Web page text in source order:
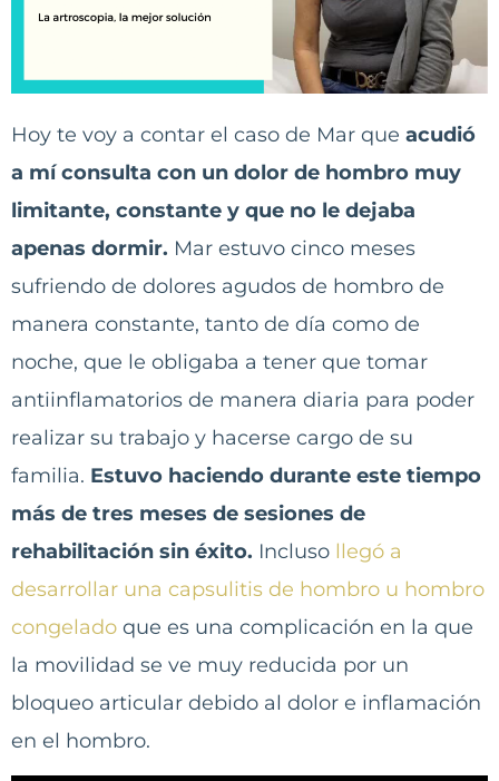
Hoy te voy a contar el caso de Mar que acudió
a mí consulta con un dolor de hombro muy
limitante, constante y que no le dejaba
apenas dormir. Mar estuvo cinco meses
sufriendo de dolores agudos de hombro de
manera constante, tanto de día como de
noche, que le obligaba a tener que tomar
antiinflamatorios de manera diaria para poder
realizar su trabajo y hacerse cargo de su
familia. Estuvo haciendo durante este tiempo
más de tres meses de sesiones de
rehabilitación sin éxito. Incluso llegó a
desarrollar una capsulitis de hombro u hombro
congelado que es una complicación en la que
la movilidad se ve muy reducida por un
bloqueo articular debido al dolor e inflamación
en el hombro.